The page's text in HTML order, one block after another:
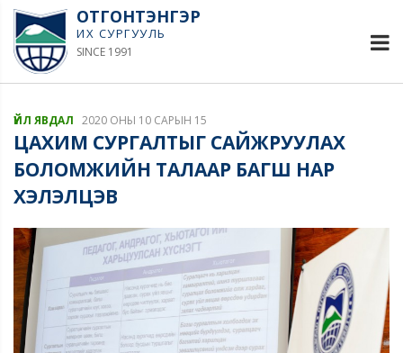
ОТГОНТЭНГЭР
ИХ СУРГУУЛЬ
SINCE 1991
ҮЙЛ ЯВДАЛ 2020 ОНЫ 10 САРЫН 15
ЦАХИМ СУРГАЛТЫГ САЙЖРУУЛАХ
БОЛОМЖИЙН ТАЛААР БАГШ НАР
ХЭЛЭЛЦЭВ